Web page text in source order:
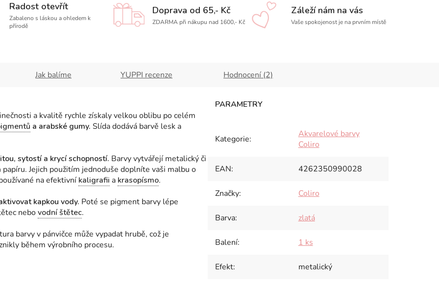
Radost otevřít
Zabaleno s láskou a ohledem k
přírodě
Doprava od 65,- Kč
ZDARMA při nákupu nad 1600,- Kč
Záleží nám na vás
Vaše spokojenost je na prvním místě
Jak balíme YUPPI recenze Hodnocení (2)
a kvalitě rychle získaly velkou oblibu po celém
a arabské gumy. Slída dodává barvě lesk a
sytostí a krycí schopností. Barvy vytvářejí metalický či
papíru. Jejich použitím jednoduše doplníte vaši malbu o
na efektivní kaligrafii a krasopísmo.
kapkou vody. Poté se pigment barvy lépe
nebovodní štětec.
barvy v pánvičce může vypadat hrubě, což je
během výrobního procesu.
Kategorie:
Akvarelové barvy
Coliro
EAN: 4262350990028
Značky: Coliro
Barva: zlatá
Balení: 1 ks
Efekt: metalický